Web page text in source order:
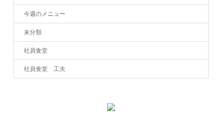
今週のメニュー
未分類
社員食堂
社員食堂 工夫